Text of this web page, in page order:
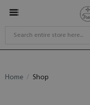
Home Shop